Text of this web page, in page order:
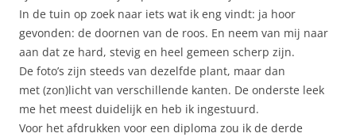
In de tuin op zoek naar iets wat ik eng vindt: ja hoor
gevonden: de doornen van de roos. En neem van mij naar
aan dat ze hard, stevig en heel gemeen scherp zijn.
De foto’s zijn steeds van dezelfde plant, maar dan
met (zon)licht van verschillende kanten. De onderste leek
me het meest duidelijk en heb ik ingestuurd.
Voor het afdrukken voor een diploma zou ik de derde